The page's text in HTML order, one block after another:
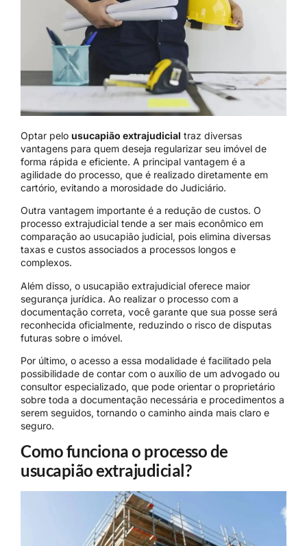
Optar pelo usucapião extrajudicial traz diversas
vantagens para quem deseja regularizar seu imóvel de
forma rápida e eficiente. A principal vantagem é a
agilidade do processo, que é realizado diretamente em
cartório, evitando a morosidade do Judiciário.
Outra vantagem importante é a redução de custos. O
processo extrajudicial tende a ser mais econômico em
comparação ao usucapião judicial, pois elimina diversas
taxas e custos associados a processos longos e
complexos.
Além disso, o usucapião extrajudicial oferece maior
segurança jurídica. Ao realizar o processo com a
documentação correta, você garante que sua posse será
reconhecida oficialmente, reduzindo o risco de disputas
futuras sobre o imóvel.
Por último, o acesso a essa modalidade é facilitado pela
possibilidade de contar com o auxílio de um advogado ou
consultor especializado, que pode orientar o proprietário
sobre toda a documentação necessária e procedimentos a
serem seguidos, tornando o caminho ainda mais claro e
seguro.
Como funciona o processo de
usucapião extrajudicial?